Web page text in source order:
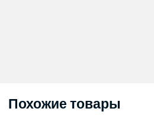
Похожие товары